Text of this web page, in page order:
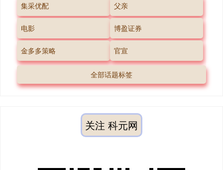
集采优配 父亲
电影 博盈证券
金多多策略 官宣
全部话题标签
关注 科元网